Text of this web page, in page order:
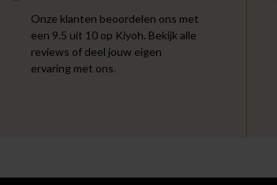
Onze klanten beoordelen ons met
een 9.5 uit 10 op Kiyoh. Bekijk alle
reviews of deel jouw eigen
ervaring met ons.